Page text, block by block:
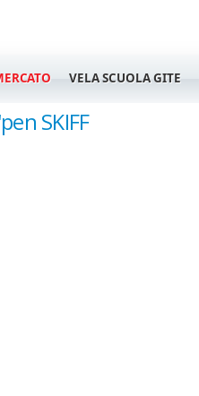
VELA SCUOLA GITE
SKIFF